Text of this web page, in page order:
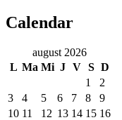
Calendar
august 2026
L Ma Mi J V S D
1
2
3
4 5 6 7 8
9
10 11 12 13 14 15 16